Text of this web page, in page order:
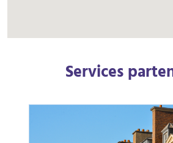
Services